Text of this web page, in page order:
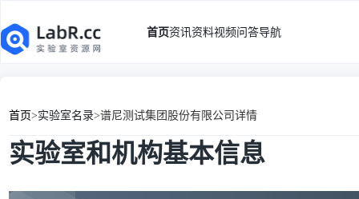
首页资讯资料视频问答导航
首页>实验室名录>谱尼测试集团股份有限公司详情
实验室和机构基本信息